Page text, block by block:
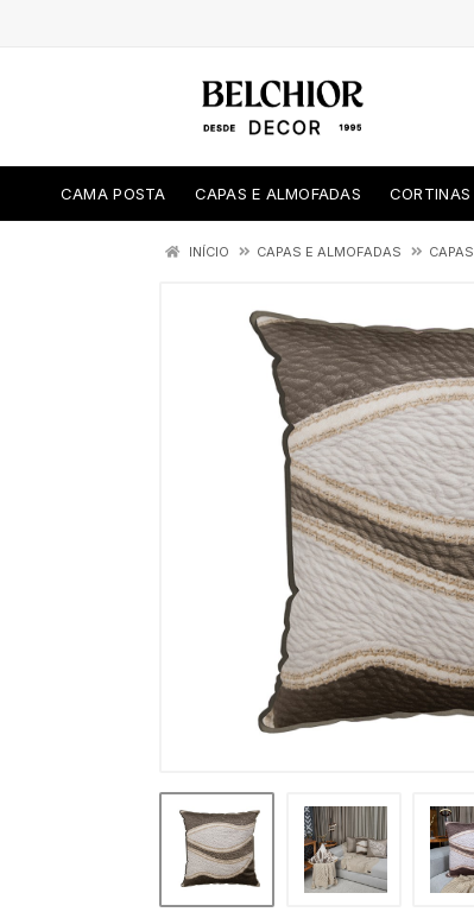
CAMA POSTA CAPAS E ALMOFADAS CORTINAS
INÍCIO CAPAS E ALMOFADAS CAPAS